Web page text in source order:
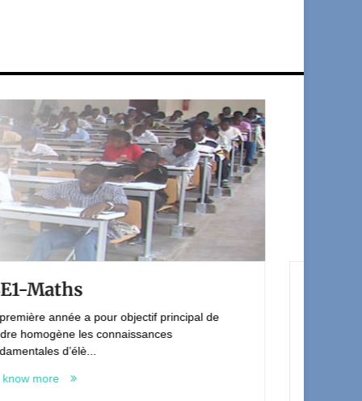
de To know more